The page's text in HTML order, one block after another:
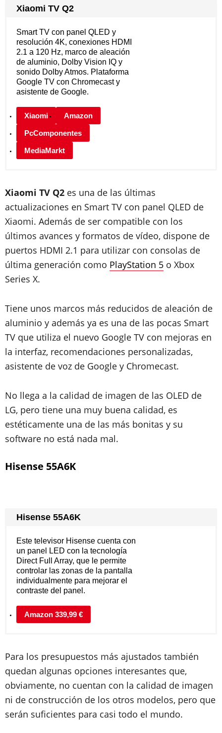
Xiaomi TV Q2
Xiaomi Amazon
PcComponentes
MediaMarkt
Smart TV con panel QLED y
resolución 4K, conexiones HDMI
2.1 a 120 Hz, marco de aleación
de aluminio, Dolby Vision IQ y
sonido Dolby Atmos. Plataforma
Google TV con Chromecast y
asistente de Google.
Xiaomi TV Q2 es una de las últimas
actualizaciones en Smart TV con panel QLED de
Xiaomi. Además de ser compatible con los
últimos avances y formatos de vídeo, dispone de
puertos HDMI 2.1 para utilizar con consolas de
última generación como PlayStation 5 o Xbox
Series X.
Tiene unos marcos más reducidos de aleación de
aluminio y además ya es una de las pocas Smart
TV que utiliza el nuevo Google TV con mejoras en
la interfaz, recomendaciones personalizadas,
asistente de voz de Google y Chromecast.
No llega a la calidad de imagen de las OLED de
LG, pero tiene una muy buena calidad, es
estéticamente una de las más bonitas y su
software no está nada mal.
Hisense 55A6K
Hisense 55A6K
Amazon 339,99 €
Este televisor Hisense cuenta con
un panel LED con la tecnología
Direct Full Array, que le permite
controlar las zonas de la pantalla
individualmente para mejorar el
contraste del panel.
Para los presupuestos más ajustados también
quedan algunas opciones interesantes que,
obviamente, no cuentan con la calidad de imagen
ni de construcción de los otros modelos, pero que
serán suficientes para casi todo el mundo.